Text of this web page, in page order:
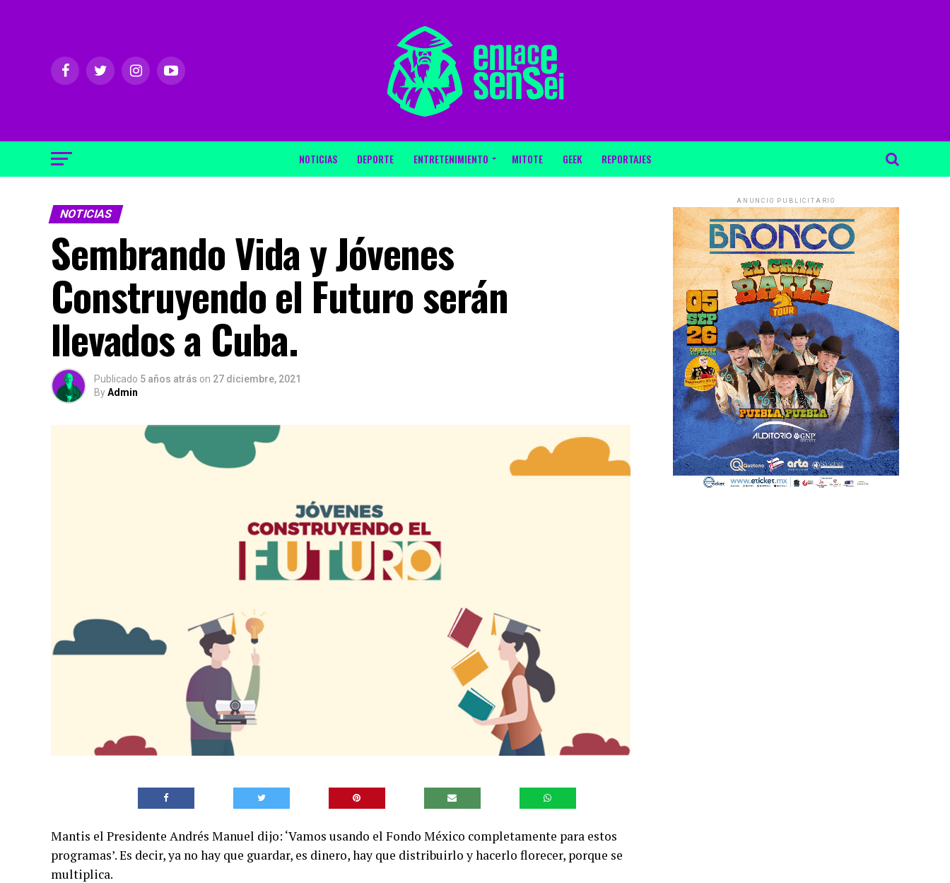
NOTICIAS DEPORTE ENTRETENIMIENTO MITOTE GEEK REPORTAJES
NOTICIAS
Sembrando Vida y Jóvenes
Construyendo el Futuro serán
llevados a Cuba.
Publicado 5 años atrás on 27 diciembre, 2021
ByAdmin
Mantis el Presidente Andrés Manuel dijo: ‘Vamos usando el Fondo México completamente para estos
programas’. Es decir, ya no hay que guardar, es dinero, hay que distribuirlo y hacerlo florecer, porque se
multiplica.
ANUNCIO PUBLICITARIO